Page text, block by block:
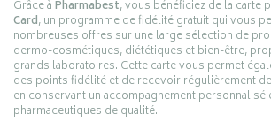
Grâce àPharmabest, vous bénéficiez de la carte
Card, un programme de fidélité gratuit qui vous
nombreuses offres sur une large sélection de
dermo-cosmétiques, diététiques et bien-être,
grands laboratoires. Cette carte vous permet
des points fidélité et de recevoir régulièrement
en conservant un accompagnement
pharmaceutiques de qualité.